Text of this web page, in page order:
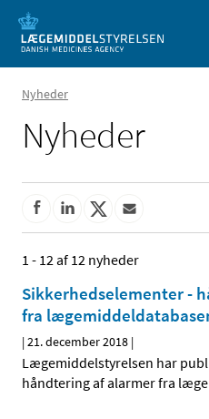
Nyheder
Nyheder
1 - 12 af 12 nyheder
Sikkerhedselementer -
fra
|21. december 2018 |
Lægemiddelstyrelsen har
håndtering af alarmer fra